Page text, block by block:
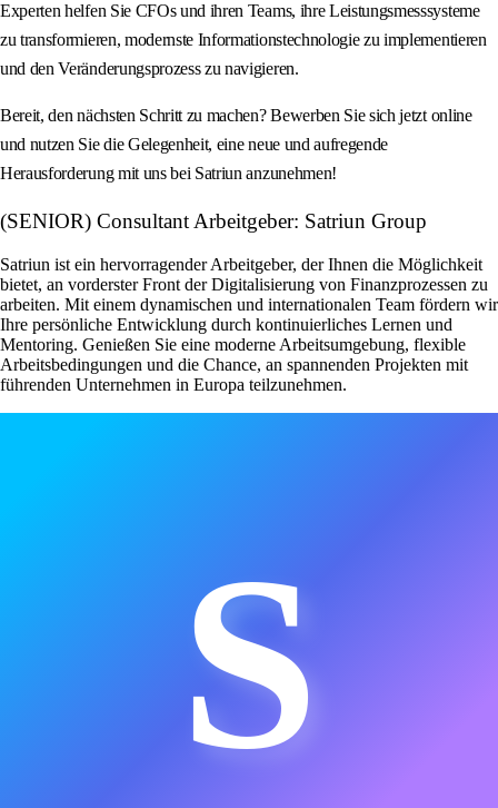
Experten helfen Sie CFOs und ihren Teams, ihre Leistungsmesssysteme
zu transformieren, modernste Informationstechnologie zu implementieren
und den Veränderungsprozess zu navigieren.
Bereit, den nächsten Schritt zu machen? Bewerben Sie sich jetzt online
und nutzen Sie die Gelegenheit, eine neue und aufregende
Herausforderung mit uns bei Satriun anzunehmen!
(SENIOR) Consultant Arbeitgeber: Satriun Group
Satriun ist ein hervorragender Arbeitgeber, der Ihnen die Möglichkeit
bietet, an vorderster Front der Digitalisierung von Finanzprozessen zu
arbeiten. Mit einem dynamischen und internationalen Team fördern wir
Ihre persönliche Entwicklung durch kontinuierliches Lernen und
Mentoring. Genießen Sie eine moderne Arbeitsumgebung, flexible
Arbeitsbedingungen und die Chance, an spannenden Projekten mit
führenden Unternehmen in Europa teilzunehmen.
S